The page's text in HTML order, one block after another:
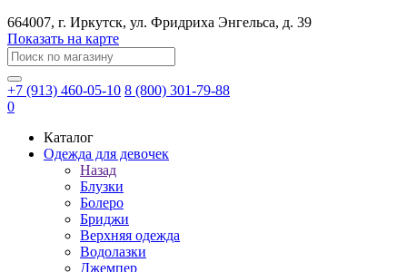
664007, г. Иркутск, ул. ​Фридриха Энгельса, д. 39
Показать на карте
+7 (913) 460-05-10 8 (800) 301-79-88
0
Каталог
Одежда для девочек
Назад
Блузки
Болеро
Бриджи
Верхняя одежда
Водолазки
Джемпер